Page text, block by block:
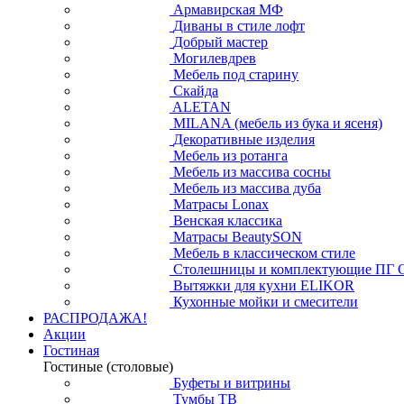
Армавирская МФ
Диваны в стиле лофт
Добрый мастер
Могилевдрев
Мебель под старину
Скайда
ALETAN
MILANA (мебель из бука и ясеня)
Декоративные изделия
Мебель из ротанга
Мебель из массива сосны
Мебель из массива дуба
Матрасы Lonax
Венская классика
Матрасы BeautySON
Мебель в классическом стиле
Столешницы и комплектующие ПГ
Вытяжки для кухни ELIKOR
Кухонные мойки и смесители
РАСПРОДАЖА!
Акции
Гостиная
Гостиные (столовые)
Буфеты и витрины
Тумбы ТВ